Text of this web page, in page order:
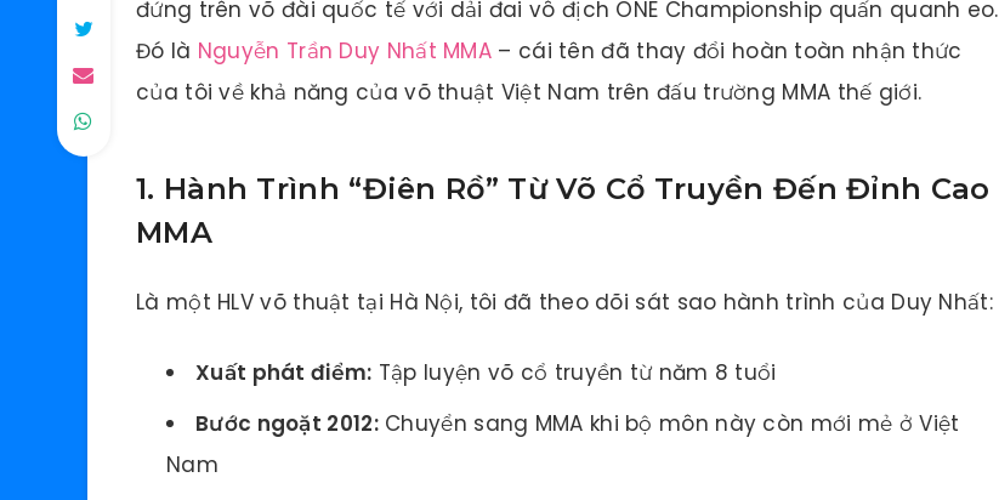
đứng trên võ đài quốc tế với dải đai vô địch ONE Championship quấn quanh eo.
Đó là Nguyễn Trần Duy Nhất MMA – cái tên đã thay đổi hoàn toàn nhận thức
của tôi về khả năng của võ thuật Việt Nam trên đấu trường MMA thế giới.
1. Hành Trình “Điên Rồ” Từ Võ Cổ Truyền Đến Đỉnh Cao
MMA
Là một HLV võ thuật tại Hà Nội, tôi đã theo dõi sát sao hành trình của Duy Nhất:
Xuất phát điểm: Tập luyện võ cổ truyền từ năm 8 tuổi
Bước ngoặt 2012:Chuyển sang MMA khi bộ môn này còn mới mẻ ở Việt
Nam